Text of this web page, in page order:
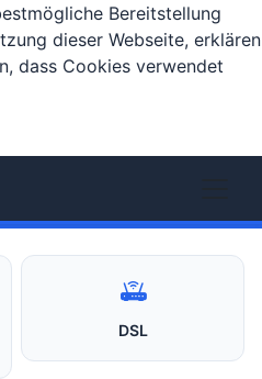
Bereitstellung
dieser Webseite, erklären
dass Cookies verwendet
DSL